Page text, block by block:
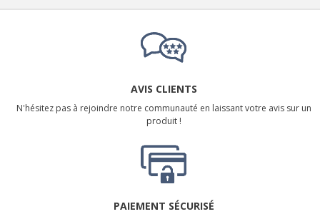
AVIS CLIENTS
N'hésitez pas à rejoindre notre communauté en laissant votre avis sur un
produit !
PAIEMENT SÉCURISÉ